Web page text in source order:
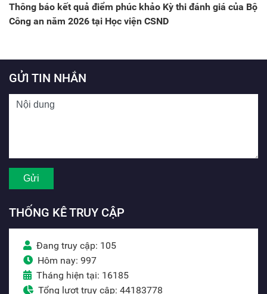
Thông báo kết quả điểm phúc khảo Kỳ thi đánh giá của Bộ
Công an năm 2026 tại Học viện CSND
GỬI TIN NHẮN
THỐNG KÊ TRUY CẬP
Đang truy cập: 105
Hôm nay: 997
Tháng hiện tại: 16185
Tổng lượt truy cập: 44183778